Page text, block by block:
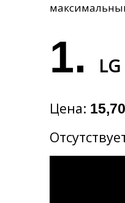
1.
Цена: